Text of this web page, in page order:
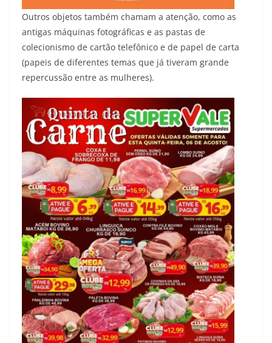
Outros objetos também chamam a atenção, como as
antigas máquinas fotográficas e as pastas de
colecionismo de cartão telefônico e de papel de carta
(papeis de diferentes temas que já tiveram grande
repercussão entre as mulheres).